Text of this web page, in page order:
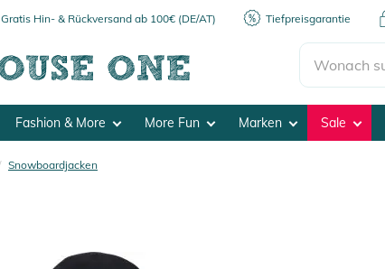
Gratis Hin- & Rückversand ab 100€ (DE/AT) Tiefpreisgarantie
Fashion & More More Fun Marken Sale
Snowboardjacken